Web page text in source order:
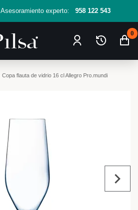
Asesoramiento experto: 958 122 543
0
Copa flauta de vidrio 16 cl Allegro Pro.mundi